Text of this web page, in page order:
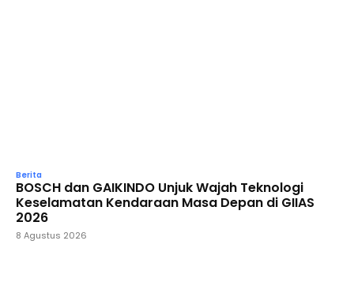
Berita
BOSCH dan GAIKINDO Unjuk Wajah Teknologi
Keselamatan Kendaraan Masa Depan di GIIAS
2026
8 Agustus 2026